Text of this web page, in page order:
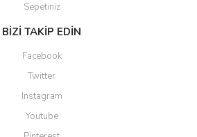
Sepetiniz
BİZİ TAKİP EDİN
Facebook
Twitter
Instagram
Youtube